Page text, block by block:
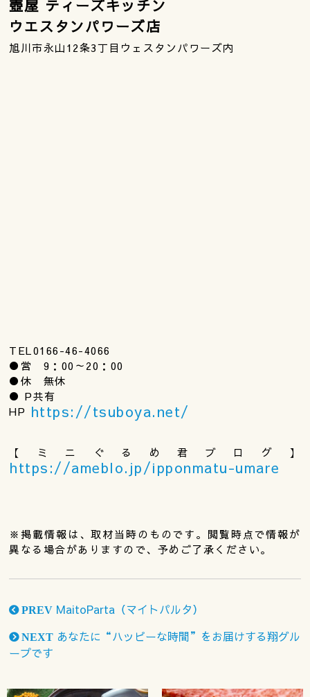
壺屋 ティーズキッチン
ウエスタンパワーズ店
旭川市永山12条3丁目ウェスタンパワーズ内
TEL0166-46-4066
●営 9：00～20：00
●休 無休
● P共有
HP https://tsuboya.net/
【ミニぐるめ君ブログ】
https://ameblo.jp/ipponmatu-umare
※掲載情報は、取材当時のものです。閲覧時点で情報が
異なる場合がありますので、予めご了承ください。
PREV MaitoParta（マイトパルタ）
NEXT あなたに“ハッピーな時間”をお届けする翔グル
ープです